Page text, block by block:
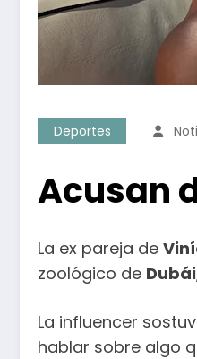
Deportes
Acusan
La ex pareja de
zoológico de Dubái
La influencer
hablar sobre algo